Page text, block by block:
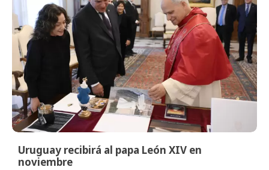
Uruguay recibirá al papa León XIV en
noviembre